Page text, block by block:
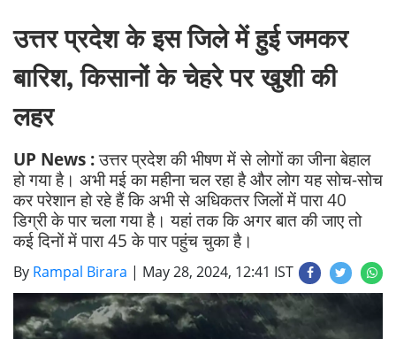
उत्तर प्रदेश के इस जिले में हुई जमकर
बारिश, किसानों के चेहरे पर खुशी की
लहर
UP News :उत्तर प्रदेश की भीषण में से लोगों का जीना बेहाल
हो गया है। अभी मई का महीना चल रहा है और लोग यह सोच-सोच
कर परेशान हो रहे हैं कि अभी से अधिकतर जिलों में पारा 40
डिग्री के पार चला गया है। यहां तक कि अगर बात की जाए तो
कई दिनों में पारा 45 के पार पहुंच चुका है।
By Rampal Birara | May 28, 2024, 12:41 IST